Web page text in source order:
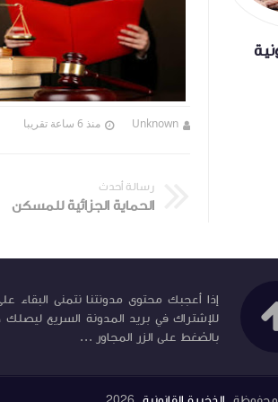
Unknown منذ 6 ساعة تقريبا
رسالة أحدث
الحماية الجزائية للمسكن
إذا أعجبك محتوى مدونتنا نتمنى البقاء
للإشتراك في بريد المدونة السريع
بالضغط على الزر المجاور ...